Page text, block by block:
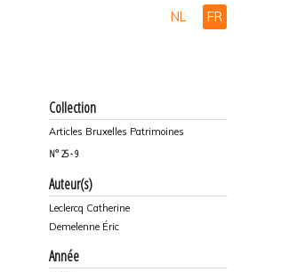
NL FR
Collection
Articles Bruxelles Patrimoines
N° 25 - 9
Auteur(s)
Leclercq Catherine
Demelenne Éric
Année